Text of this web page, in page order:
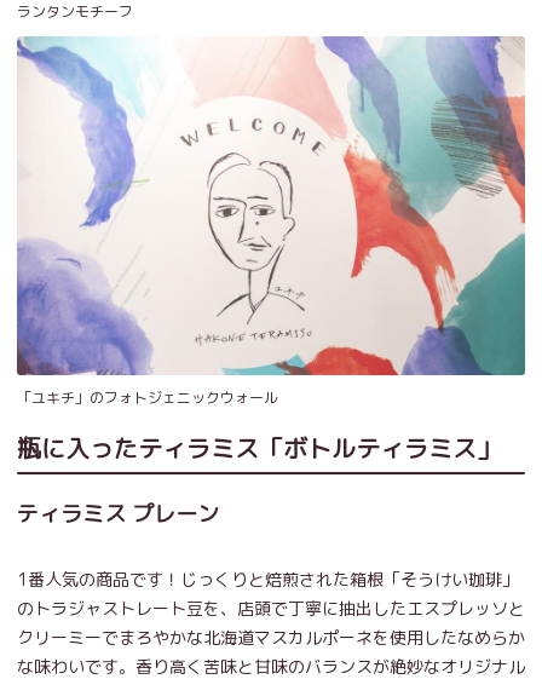
ランタンモチーフ
「ユキチ」のフォトジェニックウォール
瓶に入ったティラミス「ボトルティラミス」
ティラミス プレーン
1番人気の商品です！じっくりと焙煎された箱根「そうけい珈琲」
のトラジャストレート豆を、店頭で丁寧に抽出したエスプレッソと
クリーミーでまろやかな北海道マスカルポーネを使用したなめらか
な味わいです。香り高く苦味と甘味のバランスが絶妙なオリジナル